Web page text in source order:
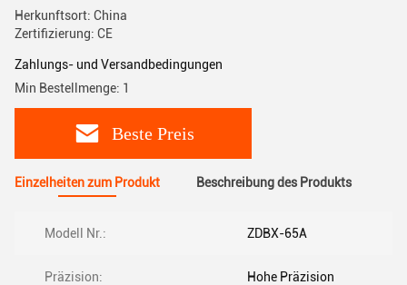
Herkunftsort: China
Zertifizierung: CE
Zahlungs- und Versandbedingungen
Min Bestellmenge: 1
Beste Preis
Einzelheiten zum Produkt Beschreibung des Produkts
Modell Nr.: ZDBX-65A
Präzision: Hohe Präzision